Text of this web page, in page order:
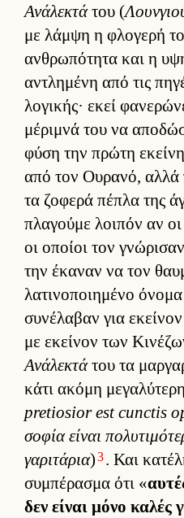
Ανάλεκτάτου (
με λάμψη η φλογερή
αν­θρωπότητα και η
αντλημένη από τις
λογικής· εκεί
μέριμνά του να
φύση την πρώτη
από τον Ου­ρανό, αλλά
τα ζοφερά πέπλα της
πλαγούμε λοι­πόν αν οι
οι οποίοι τον
την έκαναν να τον
λατινοποι­ημένο
συνέλαβαν για
με εκεί­νον των
Ανάλεκτάτου τα
κάτι ακόμη
pretiosior est cunctis
σοφία εί­ναι
γαριτάρια)3. Και
συμπέρασμα ότι «
δεν εί­ναι μόνο καλές